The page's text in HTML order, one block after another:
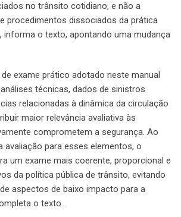
no trânsito cotidiano, e não a
procedimentos dissociados da prática
informa o texto, apontando uma mudança
exame prático adotado neste manual
técnicas, dados de sinistros
relacionadas à dinâmica da circulação
maior relevância avaliativa às
comprometem a segurança. Ao
avaliação para esses elementos, o
um exame mais coerente, proporcional e
da política pública de trânsito, evitando
aspectos de baixo impacto para a
o texto.